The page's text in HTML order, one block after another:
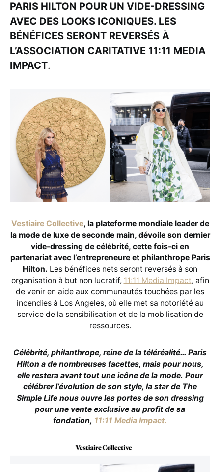
PARIS HILTON POUR UN VIDE-DRESSING
AVEC DES LOOKS ICONIQUES. LES
BÉNÉFICES SERONT REVERSÉS À
L’ASSOCIATION CARITATIVE 11:11 MEDIA
IMPACT.
Vestiaire Collective, la plateforme mondiale leader de
la mode de luxe de seconde main, dévoile son dernier
vide-dressing de célébrité, cette fois-ci en
partenariat avec l’entrepreneure et philanthrope Paris
Hilton. Les bénéfices nets seront reversés à son
organisation à but non lucratif, 11:11 Media Impact, afin
de venir en aide aux communautés touchées par les
incendies à Los Angeles, où elle met sa notoriété au
service de la sensibilisation et de la mobilisation de
ressources.
Célébrité, philanthrope, reine de la téléréalité… Paris
Hilton a de nombreuses facettes, mais pour nous,
elle restera avant tout une icône de la mode. Pour
célébrer l’évolution de son style, la star de The
Simple Life nous ouvre les portes de son dressing
pour une vente exclusive au profit de sa
fondation, 11:11 Media Impact.